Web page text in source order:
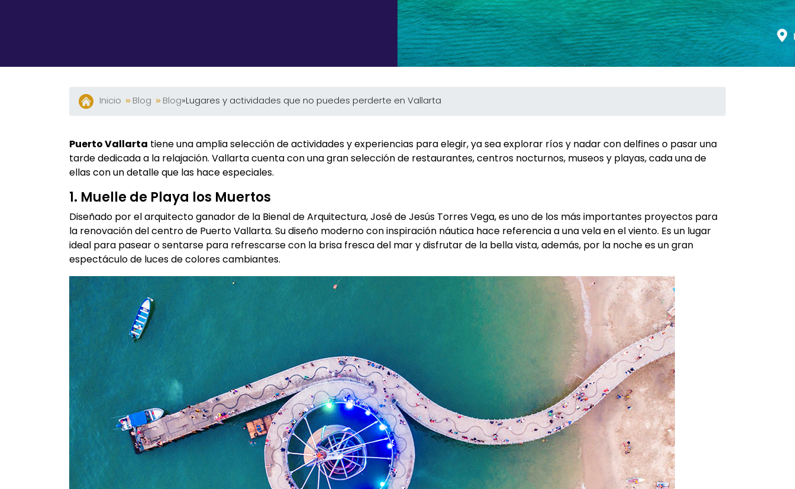
Inicio Blog Blog»Lugares y actividades que no puedes perderte en Vallarta
Puerto Vallarta tiene una amplia selección de actividades y experiencias para elegir, ya sea explorar ríos y nadar con delfines o pasar una
tarde dedicada a la relajación. Vallarta cuenta con una gran selección de restaurantes, centros nocturnos, museos y playas, cada una de
ellas con un detalle que las hace especiales.
1. Muelle de Playa los Muertos
Diseñado por el arquitecto ganador de la Bienal de Arquitectura, José de Jesús Torres Vega, es uno de los más importantes proyectos para
la renovación del centro de Puerto Vallarta. Su diseño moderno con inspiración náutica hace referencia a una vela en el viento. Es un lugar
ideal para pasear o sentarse para refrescarse con la brisa fresca del mar y disfrutar de la bella vista, además, por la noche es un gran
espectáculo de luces de colores cambiantes.